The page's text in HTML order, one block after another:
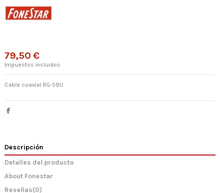
79,50 €
Impuestos incluidos
Cable coaxial RG-59U
Descripción
Detalles del producto
About Fonestar
Reseñas(0)